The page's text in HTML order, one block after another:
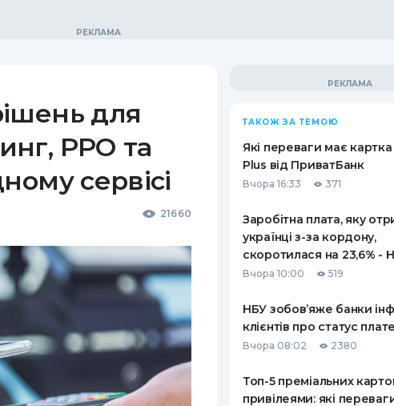
для
РРО та
сервісі
21660
ТАКОЖ ЗА ТЕМОЮ
Які переваги має
Plus від ПриватБанк
Вчора 16:33 371
Заробітна плата, яку
українці з-за кордону,
скоротилася на 23,6% -
Вчора 10:00 519
НБУ зобов’яже банки
клієнтів про статус
Вчора 08:02 2380
Топ-5 преміальних
привілеями: які